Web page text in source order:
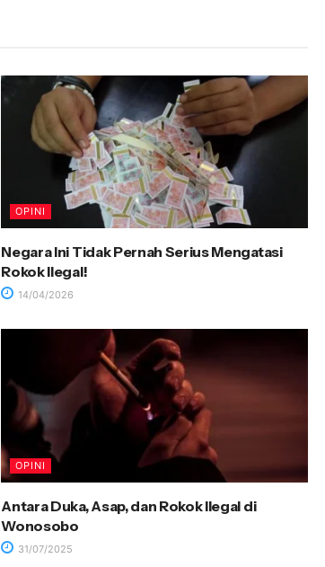
OPINI
Negara Ini Tidak Pernah Serius Mengatasi
Rokok Ilegal!
14/04/2026
OPINI
Antara Duka, Asap, dan Rokok Ilegal di
Wonosobo
31/07/2025